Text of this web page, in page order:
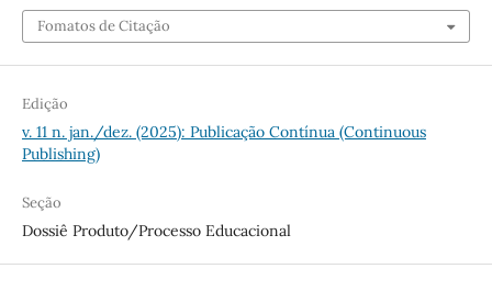
Fomatos de Citação
Edição
v. 11 n. jan./dez. (2025): Publicação Contínua (Continuous
Publishing)
Seção
Dossiê Produto/Processo Educacional